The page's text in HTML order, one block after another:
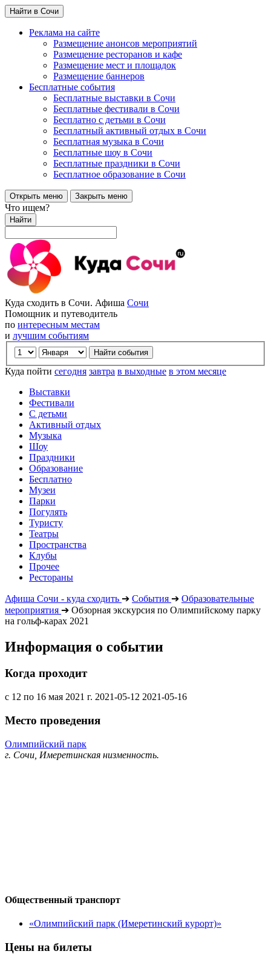
Найти в Сочи
Реклама на сайте
Размещение анонсов мероприятий
Размещение ресторанов и кафе
Размещение мест и площадок
Размещение баннеров
Бесплатные события
Бесплатные выставки в Сочи
Бесплатные фестивали в Сочи
Бесплатно с детьми в Сочи
Бесплатный активный отдых в Сочи
Бесплатная музыка в Сочи
Бесплатные шоу в Сочи
Бесплатные праздники в Сочи
Бесплатное образование в Сочи
Открыть меню Закрыть меню
Что ищем?
Найти
Куда сходить в Сочи. Афиша Сочи
Помощник и путеводитель
по интересным местам
и лучшим событиям
Куда пойти сегодня завтра в выходные в этом месяце
Выставки
Фестивали
С детьми
Активный отдых
Музыка
Шоу
Праздники
Образование
Бесплатно
Музеи
Парки
Погулять
Туристу
Театры
Пространства
Клубы
Прочее
Рестораны
Афиша Сочи - куда сходить ➔ События ➔ Образовательные
мероприятия ➔ Обзорная экскурсия по Олимпийскому парку
на гольф-карах 2021
Информация о событии
Когда проходит
с 12 по 16 мая 2021 г. 2021-05-12 2021-05-16
Место проведения
Олимпийский парк
г. Сочи, Имеретинская низменность.
Общественный транспорт
«Олимпийский парк (Имеретинский курорт)»
Цены на билеты